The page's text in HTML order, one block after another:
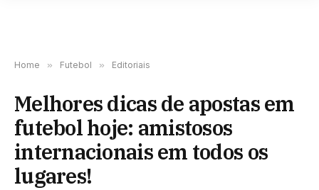
Home » Futebol » Editoriais
Melhores dicas de apostas em
futebol hoje: amistosos
internacionais em todos os
lugares!